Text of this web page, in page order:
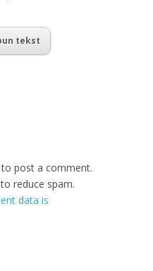
tekst
to post a comment.
reduce spam.
data is